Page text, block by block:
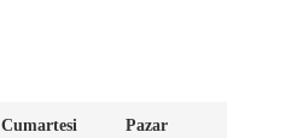
Cumartesi Pazar